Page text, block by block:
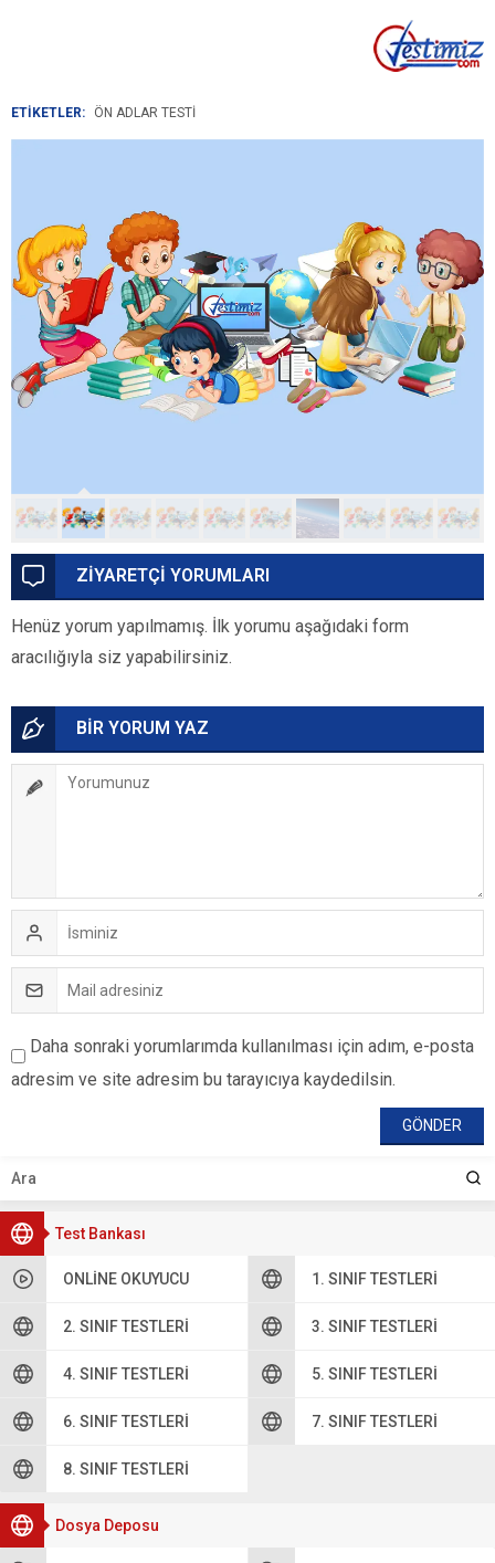
Test Bankası
ONLINE OKUYUCU 1. SINIF TESTLERI
2. SINIF TESTLERI 3. SINIF TESTLERI
4. SINIF TESTLERI 5. SINIF TESTLERI
6. SINIF TESTLERI 7. SINIF TESTLERI
8. SINIF TESTLERI
Dosya Deposu
ETİKETLER: ÖN ADLAR TESTI
ZİYARETÇİ YORUMLARI
Henüz yorum yapılmamış. İlk yorumu aşağıdaki form
aracılığıyla siz yapabilirsiniz.
BİR YORUM YAZ
Daha sonraki yorumlarımda kullanılması için adım, e-posta
adresim ve site adresim bu tarayıcıya kaydedilsin.